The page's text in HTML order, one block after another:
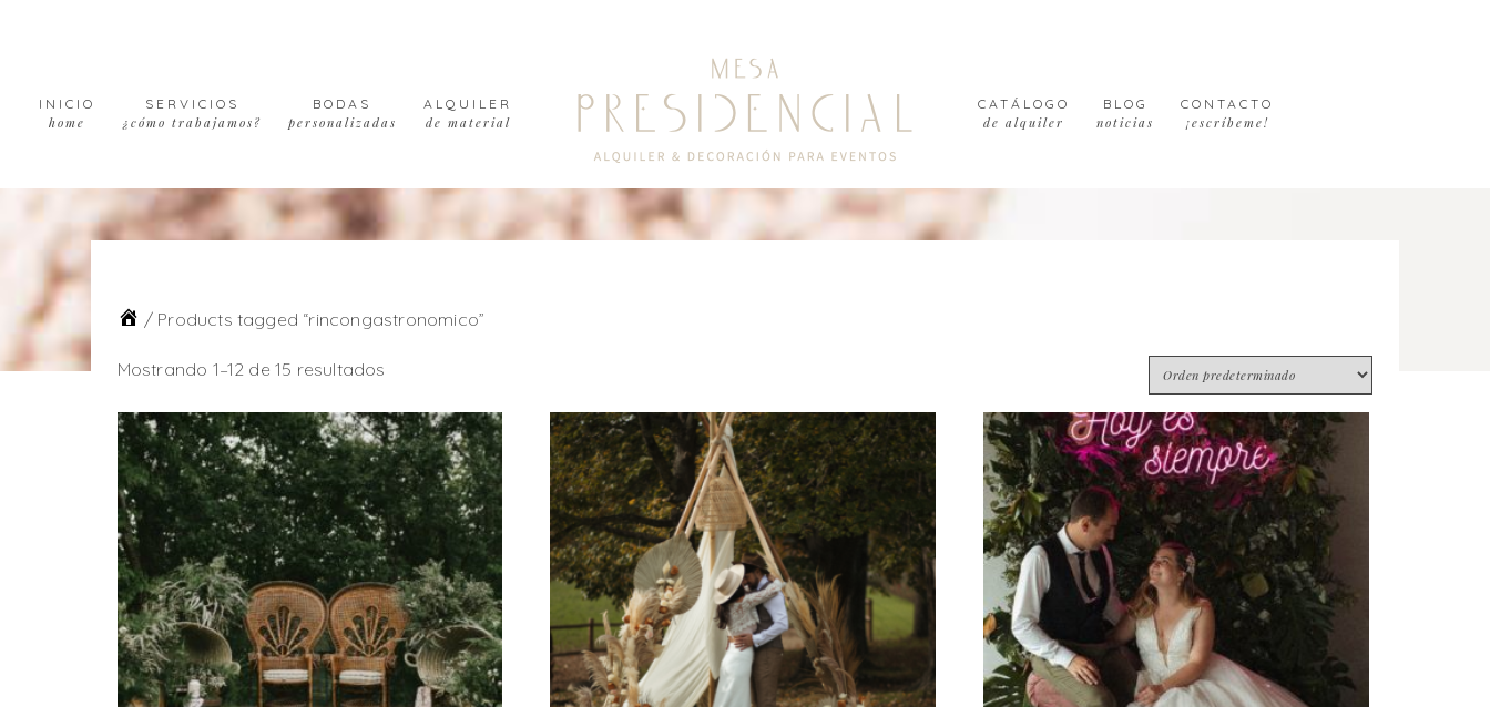
navigation
contentINICIO
home
SERVICIOS
¿cómo trabajamos?
BODAS
personalizadas
ALQUILER
de material
CATÁLOGO
de alquiler
BLOG
noticias
CONTACTO
¡escríbeme!
/ Products tagged “rincongastronomico”
Mostrando 1–12 de 15 resultados